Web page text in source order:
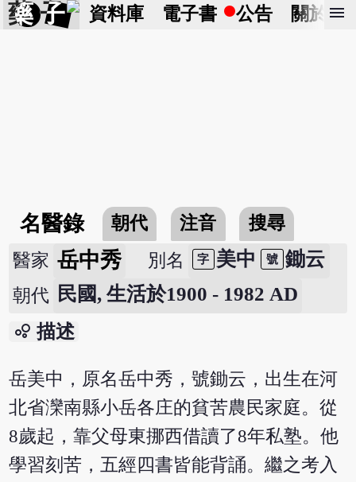
藥 子 資料庫 電子書 公告 關於 menu
名醫錄 朝代 注音
搜尋
醫家 岳中秀 別名 字 美中 號 鋤云
朝代 民國, 生活於1900 - 1982 AD
bubble_chart 描述
岳美中，原名岳中秀，號鋤云，出生在河
北省灤南縣小岳各庄的貧苦農民家庭。從
8歲起，靠父母東挪西借讀了8年私塾。他
學習刻苦，五經四書皆能背誦。繼之考入